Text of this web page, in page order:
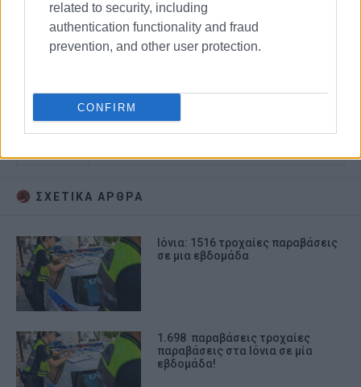
related to security, including
authentication functionality and fraud
prevention, and other user protection.
CONFIRM
ΣΧΕΤΙΚA AΡΘΡΑ
Ιόνια: 1516 τροχαίες παραβάσεις
σε μια εβδομάδα
1.698 παραβάσεις τροχαίες
παραβάσεις στα Ιόνια σε μία
εβδομάδα!